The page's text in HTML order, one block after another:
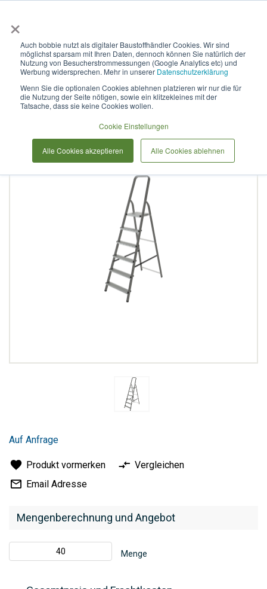
×
Auch bobbie nutzt als digitaler Baustoffhändler Cookies. Wir sind
möglichst sparsam mit Ihren Daten, dennoch können Sie natürlich der
Nutzung von Besucherstrommessungen (Google Analytics etc) und
Werbung widersprechen. Mehr in unserer Datenschutzerklärung
Wenn Sie die optionalen Cookies ablehnen platzieren wir nur die für
die Nutzung der Seite nötigen, sowie ein klitzekleines mit der
Tatsache, dass sie keine Cookies wollen.
Cookie Einstellungen
Alle Cookies akzeptieren Alle Cookies ablehnen
Stufenleiter aus Stahl, NV
1132 1x4
Bildergalerie
springen
Anfang
Bildergalerie
Mengenberechnung und Angebot
Menge
Auf Anfrage
Produkt vormerken
Vergleichen
Email Adresse